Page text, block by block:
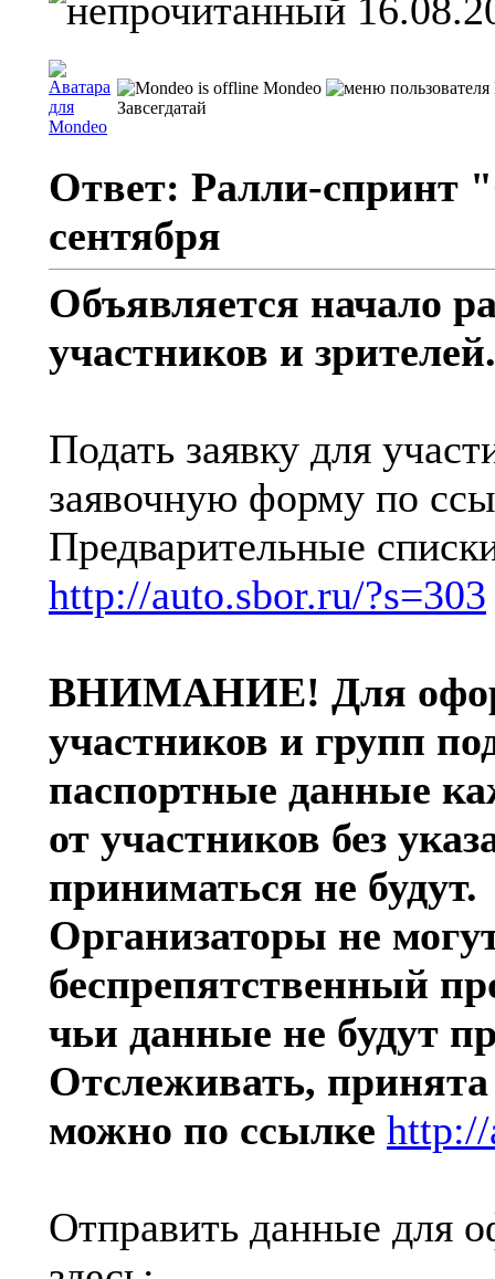
Mondeo
Завсегдатай
Ответ: Ралли-спринт
сентября
Объявляется начало
участников и зрителей.
Подать заявку для
заявочную форму по
Предварительные
http://auto.sbor.ru/?s=303
ВНИМАНИЕ! Для
участников и групп
паспортные данные
от участников без
приниматься не будут.
Организаторы не
беспрепятственный
чьи данные не будут
Отслеживать,
можно по ссылке http://
Отправить данные для